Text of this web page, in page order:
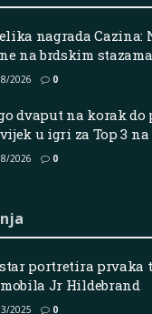
nagrada Cazina:
na brdskim stazama
2026 0
dvaput na korak do
u igri za Top 3
2026 0
portretira prvaka
Jr Hildebrand
2025 0